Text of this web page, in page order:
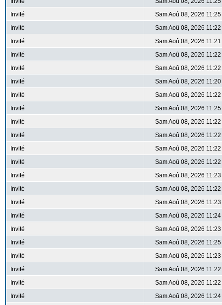
Invité
Sam Aoû 08, 2026
Invité
Sam Aoû 08, 2026
Invité
Sam Aoû 08, 2026
Invité
Sam Aoû 08, 2026
Invité
Sam Aoû 08, 2026
Invité
Sam Aoû 08, 2026
Invité
Sam Aoû 08, 2026
Invité
Sam Aoû 08, 2026
Invité
Sam Aoû 08, 2026
Invité
Sam Aoû 08, 2026
Invité
Sam Aoû 08, 2026
Invité
Sam Aoû 08, 2026
Invité
Sam Aoû 08, 2026
Invité
Sam Aoû 08, 2026
Invité
Sam Aoû 08, 2026
Invité
Sam Aoû 08, 2026
Invité
Sam Aoû 08, 2026
Invité
Sam Aoû 08, 2026
Invité
Sam Aoû 08, 2026
Invité
Sam Aoû 08, 2026
Invité
Sam Aoû 08, 2026
Invité
Sam Aoû 08, 2026